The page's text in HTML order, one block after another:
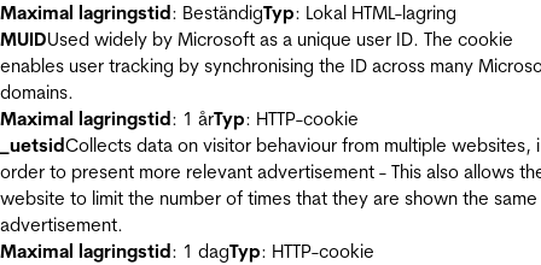
Maximal lagringstid: BeständigTyp: Lokal HTML-lagring
MUIDUsed widely by Microsoft as a unique user ID. The cookie
enables user tracking by synchronising the ID across many
domains.
Maximal lagringstid: 1 årTyp: HTTP-cookie
_uetsidCollects data on visitor behaviour from multiple websites,
order to present more relevant advertisement - This also allows
website to limit the number of times that they are shown the same
advertisement.
Maximal lagringstid: 1 dagTyp: HTTP-cookie